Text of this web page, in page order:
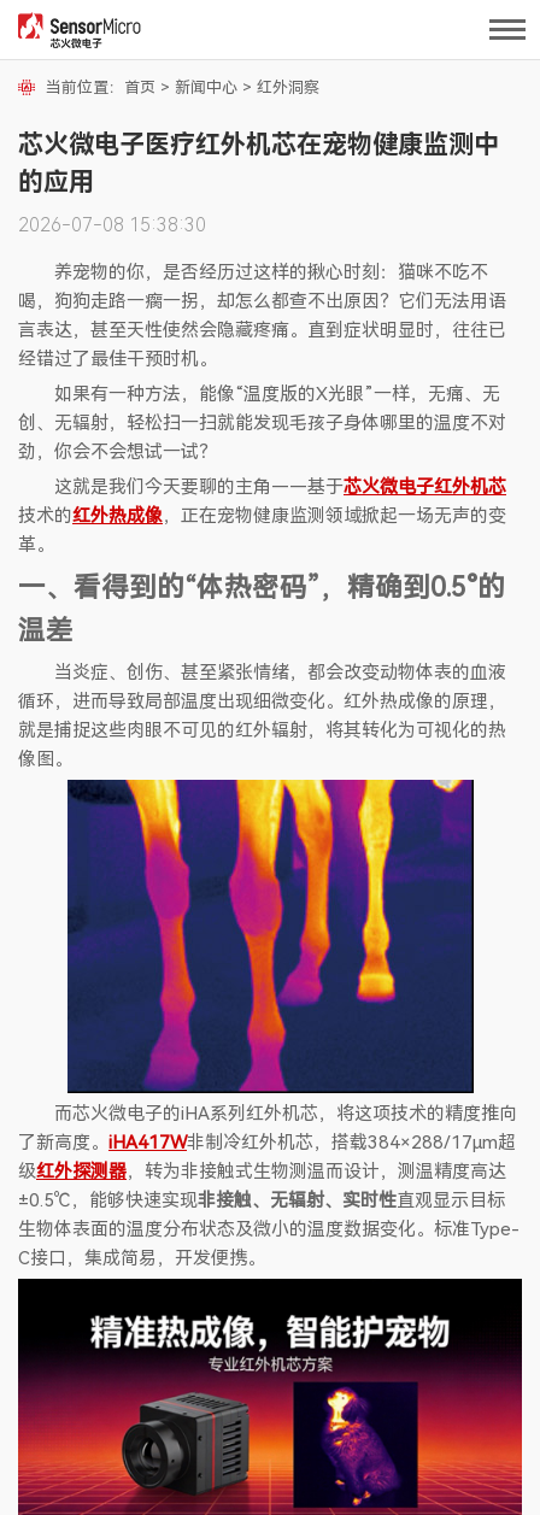
当前位置： 首页 > 新闻中心> 红外洞察
芯火微电子医疗红外机芯在宠物健康监测中
的应用
2026-07-08 15:38:30
养宠物的你，是否经历过这样的揪心时刻：猫咪不吃不
喝，狗狗走路一瘸一拐，却怎么都查不出原因？它们无法用语
言表达，甚至天性使然会隐藏疼痛。直到症状明显时，往往已
经错过了最佳干预时机。
如果有一种方法，能像“温度版的X光眼”一样，无痛、无
创、无辐射，轻松扫一扫就能发现毛孩子身体哪里的温度不对
劲，你会不会想试一试？
这就是我们今天要聊的主角——基于芯火微电子红外机芯
技术的红外热成像，正在宠物健康监测领域掀起一场无声的变
革。
一、看得到的“体热密码”，精确到0.5°的
温差
当炎症、创伤、甚至紧张情绪，都会改变动物体表的血液
循环，进而导致局部温度出现细微变化。红外热成像的原理，
就是捕捉这些肉眼不可见的红外辐射，将其转化为可视化的热
像图。
而芯火微电子的iHA系列红外机芯，将这项技术的精度推向
了新高度。 iHA417W非制冷红外机芯，搭载384×288/17μm超
级红外探测器，转为非接触式生物测温而设计，测温精度高达
±0.5℃，能够快速实现非接触、无辐射、实时性直观显示目标
生物体表面的温度分布状态及微小的温度数据变化。标准Type-
C接口，集成简易，开发便携。